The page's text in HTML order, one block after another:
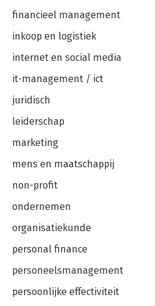
financieel management
inkoop en logistiek
internet en social media
it-management / ict
juridisch
leiderschap
marketing
mens en maatschappij
non-profit
ondernemen
organisatiekunde
personal finance
personeelsmanagement
persoonlijke effectiviteit